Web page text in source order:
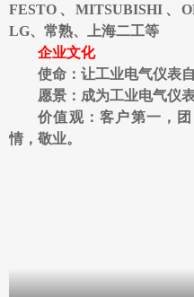
FESTO、MITSUBISHI、
LG、 常熟、上海二工等
企业文化
使命：让工业电气仪表
愿景：成为工业电气仪
价值观：客户第一，
情，敬业。